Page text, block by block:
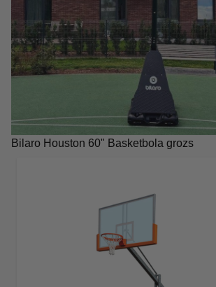
Bilaro Houston 60" Basketbola grozs